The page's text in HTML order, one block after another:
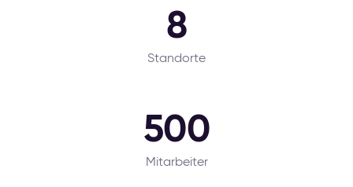
8
Standorte
500
Mitarbeiter